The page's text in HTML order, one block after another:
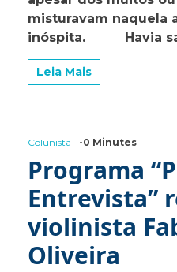
misturavam naquela
inóspita. Havia
Leia Mais
Colunista -0 Minutes
Programa
Entrevista”
violinista
Oliveira